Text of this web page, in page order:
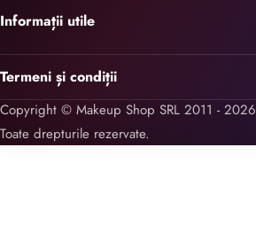
Informații utile
Termeni și condiții
Copyright © Makeup Shop SRL 2011 - 2026
Toate drepturile rezervate.